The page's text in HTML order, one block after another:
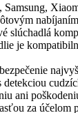
slúchadlá
je
detekciou
ani
za účelom